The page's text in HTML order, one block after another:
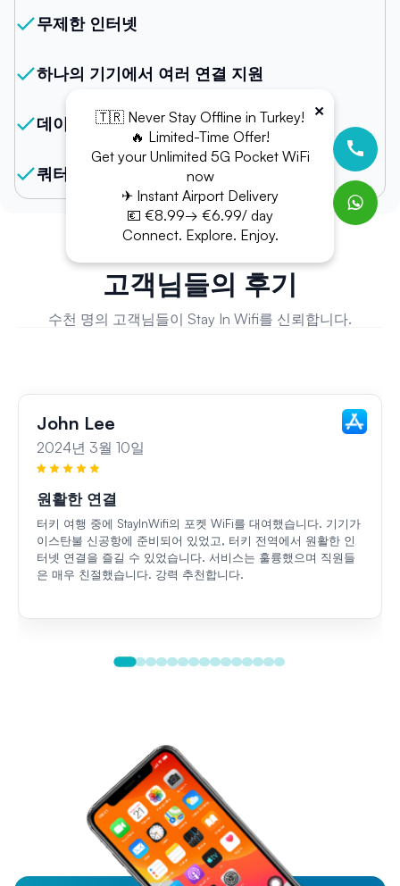
무제한 인터넷
하나의 기기에서 여러 연결 지원
데이터 제한 없음
쿼터 없음
고객님들의 후기
수천 명의 고객님들이 Stay In Wifi를 신뢰합니다.
John Lee
2024년 3월 10일
원활한 연결
터키 여행 중에 StayInWifi의 포켓 WiFi를 대여했습니다. 기기가
이스탄불 신공항에 준비되어 있었고, 터키 전역에서 원활한 인
터넷 연결을 즐길 수 있었습니다. 서비스는 훌륭했으며 직원들
은 매우 친절했습니다. 강력 추천합니다.
×
🇹🇷 Never Stay Offline in Turkey!
🔥 Limited-Time Offer!
Get your Unlimited 5G Pocket WiFi
now
✈ Instant Airport Delivery
💶 €8.99→ €6.99/ day
Connect. Explore. Enjoy.